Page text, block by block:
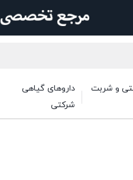
و شربت
داروهای گیاهی
شرکتی